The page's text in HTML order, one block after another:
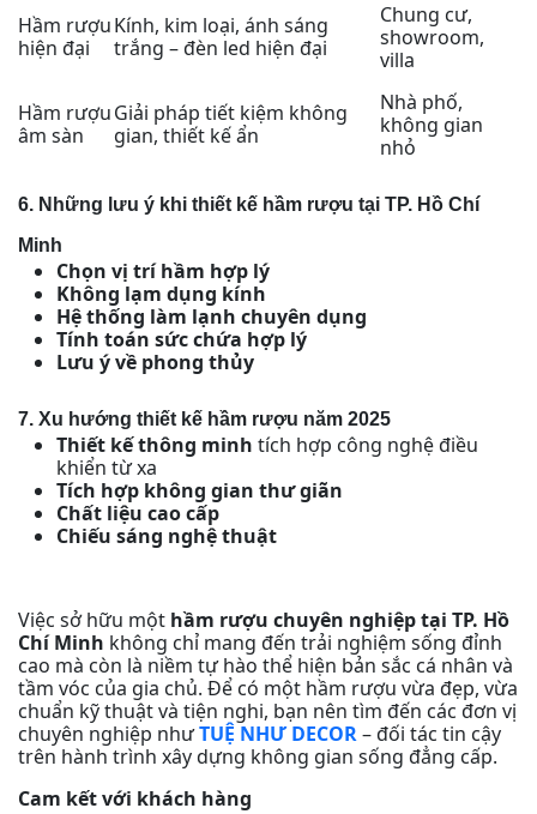
Hầm rượu
hiện đại
Kính, kim loại, ánh sáng
trắng – đèn led hiện đại
Chung cư,
showroom,
villa
Hầm rượu
âm sàn
Giải pháp tiết kiệm không
gian, thiết kế ẩn
Nhà phố,
không gian
nhỏ
6. Những lưu ý khi thiết kế hầm rượu tại TP. Hồ Chí
Minh
Chọn vị trí hầm hợp lý
Không lạm dụng kính
Hệ thống làm lạnh chuyên dụng
Tính toán sức chứa hợp lý
Lưu ý về phong thủy
7. Xu hướng thiết kế hầm rượu năm 2025
Thiết kế thông minh tích hợp công nghệ điều
khiển từ xa
Tích hợp không gian thư giãn
Chất liệu cao cấp
Chiếu sáng nghệ thuật
Việc sở hữu một hầm rượu chuyên nghiệp tại TP. Hồ
Chí Minh không chỉ mang đến trải nghiệm sống đỉnh
cao mà còn là niềm tự hào thể hiện bản sắc cá nhân và
tầm vóc của gia chủ. Để có một hầm rượu vừa đẹp, vừa
chuẩn kỹ thuật và tiện nghi, bạn nên tìm đến các đơn vị
chuyên nghiệp nhưTUỆ NHƯ DECOR– đối tác tin cậy
trên hành trình xây dựng không gian sống đẳng cấp.
Cam kết với khách hàng